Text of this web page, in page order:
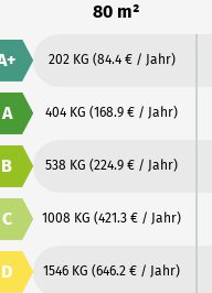
80 m²
202 KG (84.4 € / Jahr)
A 404 KG (168.9 € / Jahr)
B 538 KG (224.9 € / Jahr)
C 1008 KG (421.3 € / Jahr)
D 1546 KG (646.2 € / Jahr)